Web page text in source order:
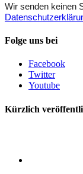
Wir senden keinen
Folge uns bei
Facebook
Twitter
Youtube
Kürzlich